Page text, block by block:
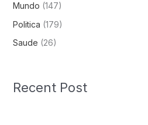
Mundo (147)
Politica (179)
Saude (26)
Recent Post